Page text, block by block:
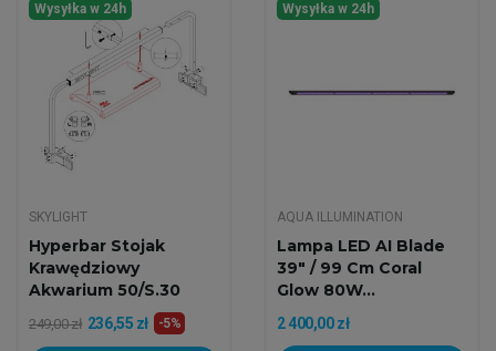
Wysyłka w 24h
SKYLIGHT
Hyperbar Stojak
Krawędziowy
Akwarium 50/S.30
249,00 zł 236,55 zł -5%
Wysyłka w 24h
AQUA ILLUMINATION
Lampa LED AI Blade
39" / 99 Cm Coral
Glow 80W...
2 400,00 zł